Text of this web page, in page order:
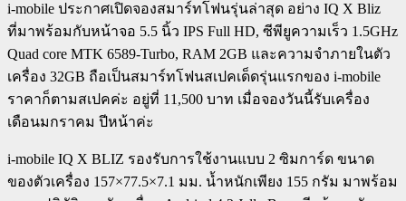
i-mobile ประกาศเปิดจองสมาร์ทโฟนรุ่นล่าสุด อย่าง IQ X Bliz
ที่มาพร้อมกับหน้าจอ 5.5 นิ้ว IPS Full HD, ซีพียูความเร็ว 1.5GHz
Quad core MTK 6589-Turbo, RAM 2GB และความจำภายในตัว
เครื่อง 32GB ถือเป็นสมาร์ทโฟนสเปคเด็ดรุ่นแรกของ i-mobile
ราคาก็ตามสเปคค่ะ อยู่ที่ 11,500 บาท เมื่อจองวันนี้รับเครื่อง
เดือนมกราคม ปีหน้าค่ะ
i-mobile IQ X BLIZ รองรับการใช้งานแบบ 2 ซิมการ์ด ขนาด
ของตัวเครื่อง 157×77.5×7.1 มม. น้ำหนักเพียง 155 กรัม มาพร้อม